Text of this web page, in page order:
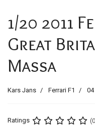
1/20 2011
Great
Massa
Kars Jans Ferrari F1 04
Ratings